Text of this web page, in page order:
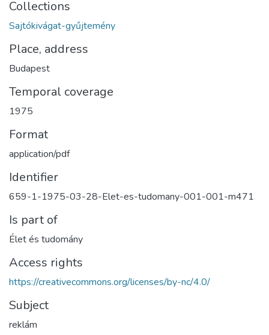
Collections
Sajtókivágat-gyűjtemény
Place, address
Budapest
Temporal coverage
1975
Format
application/pdf
Identifier
659-1-1975-03-28-Elet-es-tudomany-001-001-m471
Is part of
Élet és tudomány
Access rights
https://creativecommons.org/licenses/by-nc/4.0/
Subject
reklám